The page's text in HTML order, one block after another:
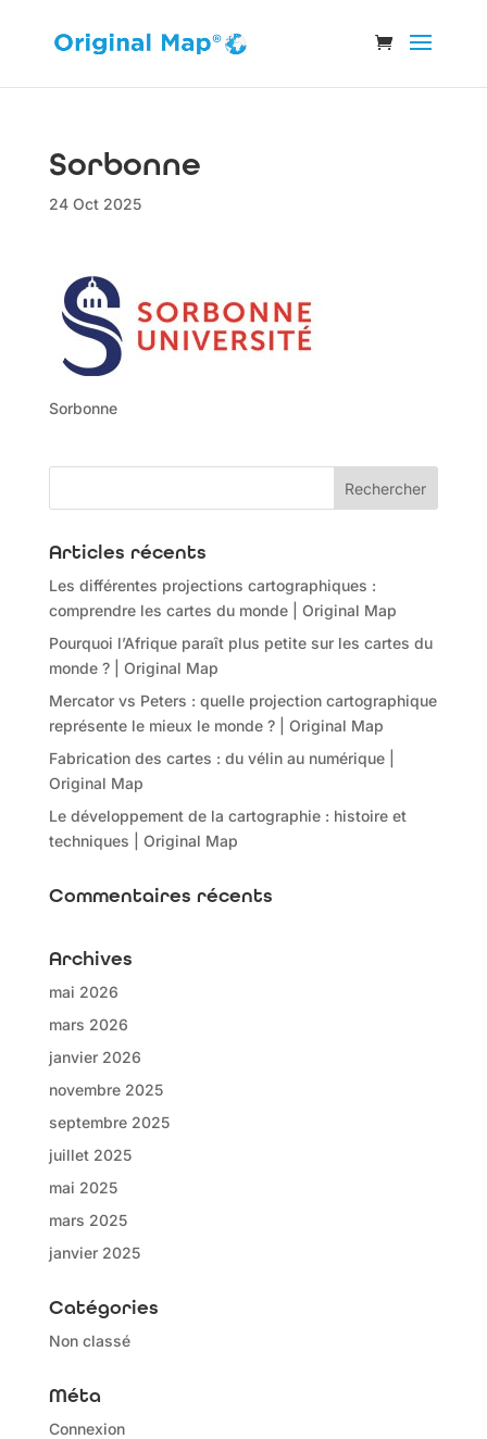
Sorbonne
24 Oct 2025
Sorbonne
Articles récents
Les différentes projections cartographiques :
comprendre les cartes du monde | Original Map
Pourquoi l’Afrique paraît plus petite sur les cartes du
monde ? | Original Map
Mercator vs Peters : quelle projection cartographique
représente le mieux le monde ? | Original Map
Fabrication des cartes : du vélin au numérique |
Original Map
Le développement de la cartographie : histoire et
techniques | Original Map
Commentaires récents
Archives
mai 2026
mars 2026
janvier 2026
novembre 2025
septembre 2025
juillet 2025
mai 2025
mars 2025
janvier 2025
Catégories
Non classé
Méta
Connexion